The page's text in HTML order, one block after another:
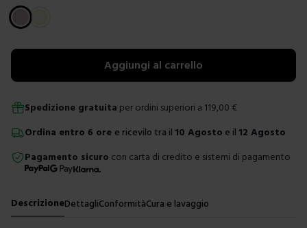
Scegli un colore
Aggiungi al carrello
Spedizione gratuita per ordini superiori a 119,00 €
Ordina entro 6 ore e ricevilo tra il 10 Agosto e il 12 Agosto
Pagamento sicuro con carta di credito e sistemi di pagamento
DescrizioneDettagliConformitàCura e lavaggio